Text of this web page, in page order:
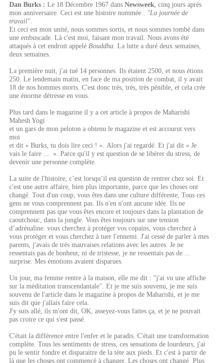
Dan Burks : Le 18 Décembre 1967 dans Newsweek , cinq jours après
mon anniversaire. Ceci est une histoire nommée : "La journée de
travail"
Et ceci est mon unité, nous sommes sortis, et nous sommes tombé dans
une embuscade. Là c'est moi, faisant mon travail. Nous avons été
attaqués à cet endroit appelé Bouddha . La lutte a duré deux semaines,
deux semaines.
La première nuit, j'ai tué 14 personnes. Ils étaient 2500, et nous étions
250. Le lendemain matin, en face de ma position de combat, il y avait
18 de nos hommes morts. C'est donc très, très, très pénible, et cela crée
une énorme détresse en vous.
Plus tard dans le magazine il y a cet article à propos de Maharishi
Mahesh Yogi
et un gars de mon peloton a obtenu le magazine et est accourut vers
moi
et dit « Burks, tu dois lire ceci ! ». Alors j'ai regardé. Et j'ai dit « Je
vais le faire ... ». Parce qu'il y est question de se libérer du stress, de
devenir une personne complète.
La suite de l'histoire, c’est lorsqu’il est question de rentrer chez soi. Et
c'est une autre affaire, bien plus importante, parce que les choses ont
changé. Tout d'un coup, vous êtes dans une culture différente, Tous ces
gens ne vous comprennent pas. Ils n'en n'ont aucune idée. Ils ne
comprennent pas que vous êtes encore et toujours dans la plantation de
caoutchouc, dans la jungle. Vous êtes toujours sur une tension
d’adrénaline. vous cherchez à protéger vos copains, vous cherchez à
vous protéger et vous cherchez à tuer l'ennemi. J'ai cessé de parler à mes
parents, j'avais de très mauvaises relations avec les autres. Je ne
ressentais pas de bonheur, ni de tristesse, je ne ressentais pas de ...
surprise. Mes émotions avaient disparues.
Un jour, ma femme rentre à la maison, elle me dit : "j'ai vu une affiche
sur la méditation transcendantale". Et je me suis souvenu, je me suis
souvenu de l'article dans le magazine à propos de Maharishi, et je me
suis dit que j'allais faire cela.
J'y suis allé, ils m'ont dit, OK, asseyez-vous faites ça, et je ne pouvait
pas croire ce qui s'est passé.
C'était la différence entre l'enfer et le paradis. C'était une transformation
complète. Tous les sentiments de stress, ces sensations de lourdeurs, j'ai
pu le sentir fondre et disparaitre de la tète aux pieds. Et c'est à partir de
là que les choses ont commencé à changer. Les choses ont changé. Plus